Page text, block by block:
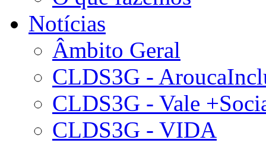
Notícias
Âmbito Geral
CLDS3G -
CLDS3G - Vale
CLDS3G - VIDA